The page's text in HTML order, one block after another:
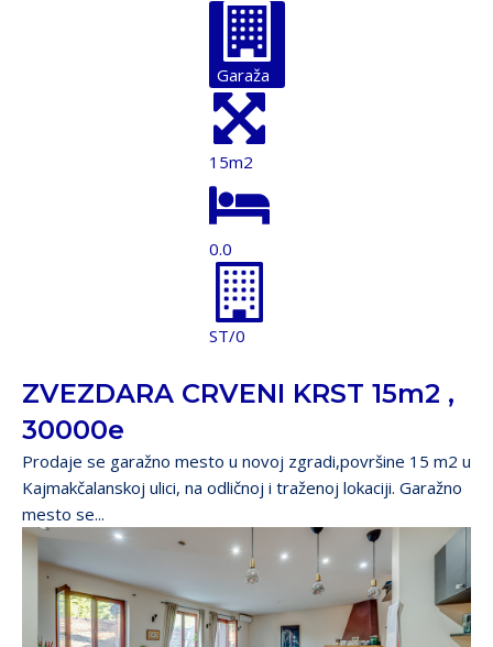
Garaža
15m2
0.0
ST/0
ZVEZDARA CRVENI KRST 15m2 ,
30000e
Prodaje se garažno mesto u novoj zgradi,površine 15 m2 u
Kajmakčalanskoj ulici, na odličnoj i traženoj lokaciji. Garažno
mesto se...